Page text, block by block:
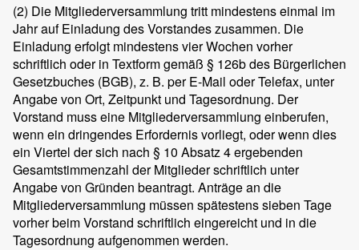
(2) Die Mitgliederversammlung tritt mindestens einmal im
Jahr auf Einladung des Vorstandes zusammen. Die
Einladung erfolgt mindestens vier Wochen vorher
schriftlich oder in Textform gemäß § 126b des Bürgerlichen
Gesetzbuches (BGB), z. B. per E-Mail oder Telefax, unter
Angabe von Ort, Zeitpunkt und Tagesordnung. Der
Vorstand muss eine Mitgliederversammlung einberufen,
wenn ein dringendes Erfordernis vorliegt, oder wenn dies
ein Viertel der sich nach § 10 Absatz 4 ergebenden
Gesamtstimmenzahl der Mitglieder schriftlich unter
Angabe von Gründen beantragt. Anträge an die
Mitgliederversammlung müssen spätestens sieben Tage
vorher beim Vorstand schriftlich eingereicht und in die
Tagesordnung aufgenommen werden.